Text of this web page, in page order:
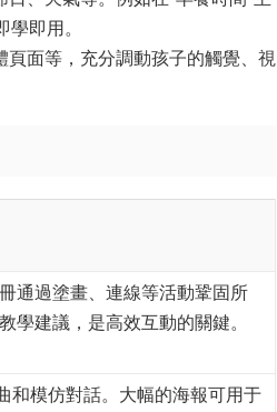
即用。
頁面等，充分調動孩子的觸覺、視
通過塗畫、連線等活動鞏固所
學建議，是高效互動的關鍵。
和模仿對話。大幅的海報可用于